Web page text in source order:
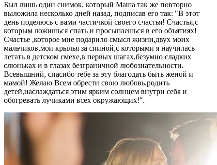
Был лишь один снимок, который Маша так же повторно
выложила несколько дней назад, подписав его так: "В этот
день поделюсь с вами частичкой своего счастья! Счастья,с
которым ложишься спать и просыпаешься в его объятиях!
Счастье ,которое мне подарило смысл жизни,двух моих
мальчиков,мои крылья за спиной,с которыми я научилась
летать в детском смехе,в первых шагах,безумно сладких
слюньках и в глазах безграничной любознательности.
Всевышний, спасибо тебе за эту благодать быть женой и
мамой! Желаю Всем обрести свою любовь,родить
детей,наслаждаться этим ярким солнцем внутри себя и
обогревать лучиками всех окружающих!".